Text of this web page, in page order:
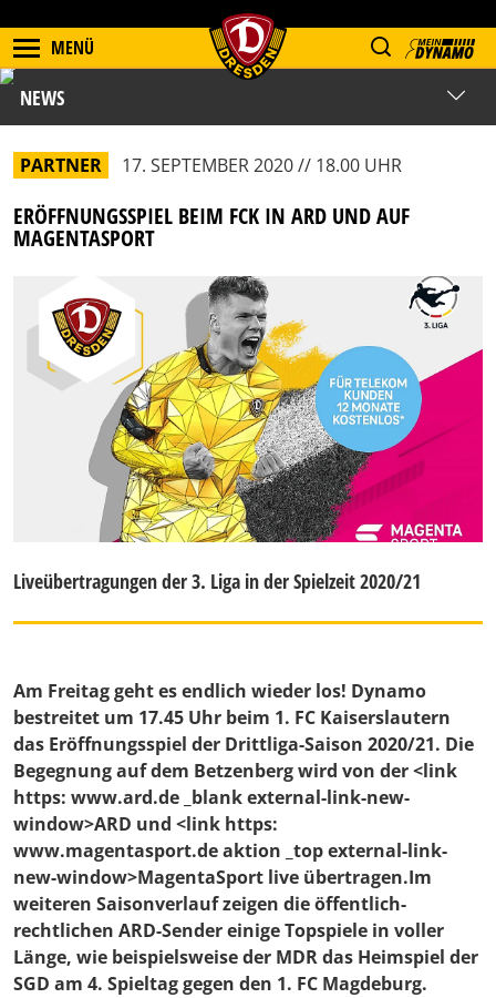
MENÜ
NEWS
PARTNER 17. SEPTEMBER 2020 // 18.00 UHR
ERÖFFNUNGSSPIEL BEIM FCK IN ARD UND AUF
MAGENTASPORT
Liveübertragungen der 3. Liga in der Spielzeit 2020/21
Am Freitag geht es endlich wieder los! Dynamo
bestreitet um 17.45 Uhr beim 1. FC Kaiserslautern
das Eröffnungsspiel der Drittliga-Saison 2020/21. Die
Begegnung auf dem Betzenberg wird von der <link
https: www.ard.de _blank external-link-new-
window>ARD und <link https:
www.magentasport.de aktion _top external-link-
new-window>MagentaSport live übertragen.Im
weiteren Saisonverlauf zeigen die öffentlich-
rechtlichen ARD-Sender einige Topspiele in voller
Länge, wie beispielsweise der MDR das Heimspiel der
SGD am 4. Spieltag gegen den 1. FC Magdeburg.